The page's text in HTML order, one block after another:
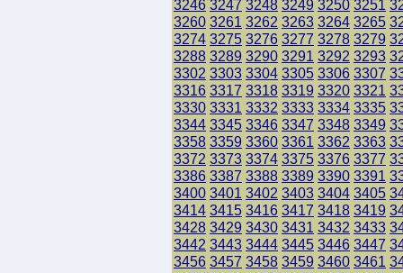
3246 3247 3248 3249 3250 3251
3260 3261 3262 3263 3264 3265
3274 3275 3276 3277 3278 3279
3288 3289 3290 3291 3292 3293
3302 3303 3304 3305 3306 3307
3316 3317 3318 3319 3320 3321
3330 3331 3332 3333 3334 3335
3344 3345 3346 3347 3348 3349
3358 3359 3360 3361 3362 3363
3372 3373 3374 3375 3376 3377
3386 3387 3388 3389 3390 3391
3400 3401 3402 3403 3404 3405
3414 3415 3416 3417 3418 3419
3428 3429 3430 3431 3432 3433
3442 3443 3444 3445 3446 3447
3456 3457 3458 3459 3460 3461